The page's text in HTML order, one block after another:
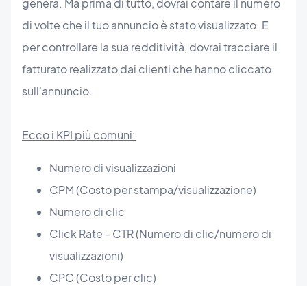
genera. Ma prima di tutto, dovrai contare il numero
di volte che il tuo annuncio è stato visualizzato. E
per controllare la sua redditività, dovrai tracciare il
fatturato realizzato dai clienti che hanno cliccato
sull'annuncio.
Ecco i KPI più comuni:
Numero di visualizzazioni
CPM (Costo per stampa/visualizzazione)
Numero di clic
Click Rate - CTR (Numero di clic/numero di
visualizzazioni)
CPC (Costo per clic)